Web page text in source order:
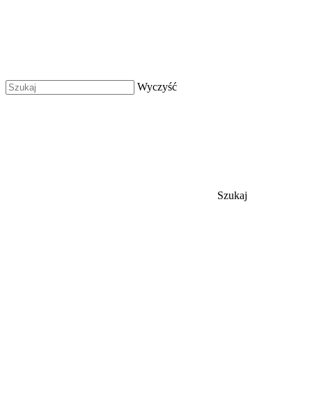
Wyczyść
Szukaj